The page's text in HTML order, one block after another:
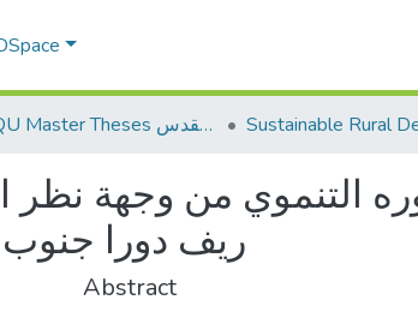
AQU Master Theses الرسائل الجامعية الخاصة بجامعة القدس
التنموي من وجهة نظر
ريف دورا جنوب
Abstract